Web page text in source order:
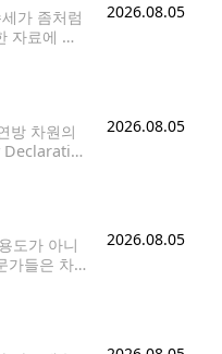
가 좀처럼
자료에 따
2026.08.05
방 차원의
Declaratio
2026.08.05
도가 아니
가들은 차
2026.08.05